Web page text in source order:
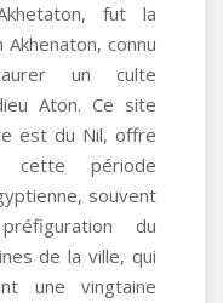
fut la
connu
un culte
Aton. Ce site
est du Nil, offre
cette période
souvent
du
de la ville, qui
une vingtaine